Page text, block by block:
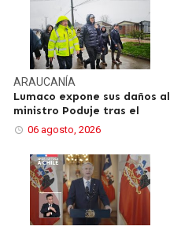
ARAUCANÍA
Lumaco expone sus daños al
ministro Poduje tras el
06 agosto, 2026